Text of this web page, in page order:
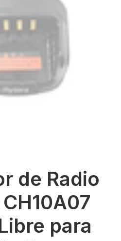
de Radio
para